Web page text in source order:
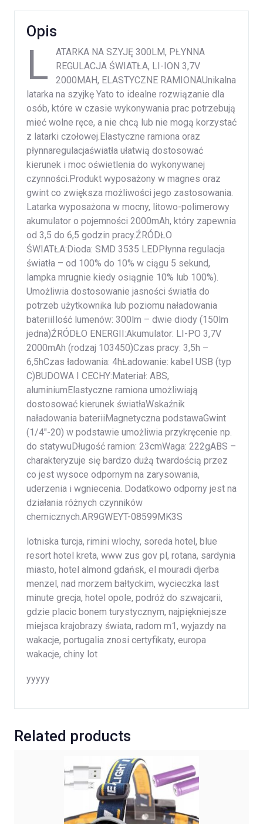
Opis
L
ATARKA NA SZYJĘ 300LM, PŁYNNA
REGULACJA ŚWIATŁA, LI-ION 3,7V
2000MAH, ELASTYCZNE RAMIONAUnikalna
latarka na szyjkę Yato to idealne rozwiązanie dla
osób, które w czasie wykonywania prac potrzebują
mieć wolne ręce, a nie chcą lub nie mogą korzystać
z latarki czołowej.Elastyczne ramiona oraz
płynnaregulacjaświatła ułatwią dostosować
kierunek i moc oświetlenia do wykonywanej
czynności.Produkt wyposażony w magnes oraz
gwint co zwiększa możliwości jego zastosowania.
Latarka wyposażona w mocny, litowo-polimerowy
akumulator o pojemności 2000mAh, który zapewnia
od 3,5 do 6,5 godzin pracy.ŹRÓDŁO
ŚWIATŁA:Dioda: SMD 3535 LEDPłynna regulacja
światła – od 100% do 10% w ciągu 5 sekund,
lampka mrugnie kiedy osiągnie 10% lub 100%).
Umożliwia dostosowanie jasności światła do
potrzeb użytkownika lub poziomu naładowania
bateriiIlość lumenów: 300lm – dwie diody (150lm
jedna)ŹRÓDŁO ENERGII:Akumulator: LI-PO 3,7V
2000mAh (rodzaj 103450)Czas pracy: 3,5h –
6,5hCzas ładowania: 4hŁadowanie: kabel USB (typ
C)BUDOWA I CECHY:Materiał: ABS,
aluminiumElastyczne ramiona umożliwiają
dostosować kierunek światłaWskaźnik
naładowania bateriiMagnetyczna podstawaGwint
(1/4″-20) w podstawie umożliwia przykręcenie np.
do statywuDługość ramion: 23cmWaga: 222gABS –
charakteryzuje się bardzo dużą twardością przez
co jest wysoce odpornym na zarysowania,
uderzenia i wgniecenia. Dodatkowo odporny jest na
działania różnych czynników
chemicznych.AR9GWEYT-08599MK3S
lotniska turcja, rimini wlochy, soreda hotel, blue
resort hotel kreta, www zus gov pl, rotana, sardynia
miasto, hotel almond gdańsk, el mouradi djerba
menzel, nad morzem bałtyckim, wycieczka last
minute grecja, hotel opole, podróż do szwajcarii,
gdzie placic bonem turystycznym, najpiękniejsze
miejsca krajobrazy świata, radom m1, wyjazdy na
wakacje, portugalia znosi certyfikaty, europa
wakacje, chiny lot
yyyyy
Related products